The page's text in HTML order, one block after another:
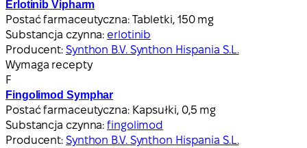
Erlotinib Vipharm
Postać farmaceutyczna: Tabletki, 150 mg
Substancja czynna: erlotinib
Producent: Synthon B.V. Synthon Hispania S.L.
Wymaga recepty
F
Fingolimod Symphar
Postać farmaceutyczna: Kapsułki, 0,5 mg
Substancja czynna:fingolimod
Producent: Synthon B.V. Synthon Hispania S.L.